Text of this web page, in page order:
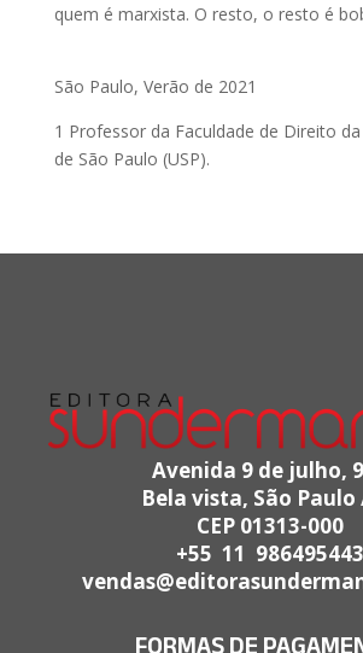
quem é marxista. O resto, o resto é
São Paulo, Verão de 2021
1 Professor da Faculdade de Direito
de São Paulo (USP).
Avenida 9 de julho,
Bela vista, São Paulo
CEP 01313-000
+55 11 986495443
FORMAS DE